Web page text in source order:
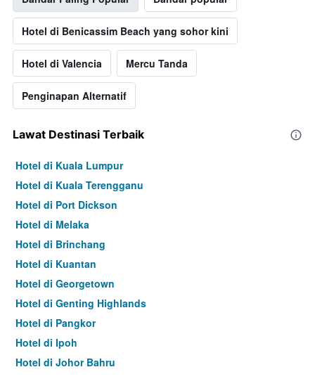
Hotel di Benicassim Beach yang sohor kini
Hotel di Valencia Mercu Tanda
Penginapan Alternatif
Lawat Destinasi Terbaik
Hotel di Kuala Lumpur
Hotel di Kuala Terengganu
Hotel di Port Dickson
Hotel di Melaka
Hotel di Brinchang
Hotel di Kuantan
Hotel di Georgetown
Hotel di Genting Highlands
Hotel di Pangkor
Hotel di Ipoh
Hotel di Johor Bahru